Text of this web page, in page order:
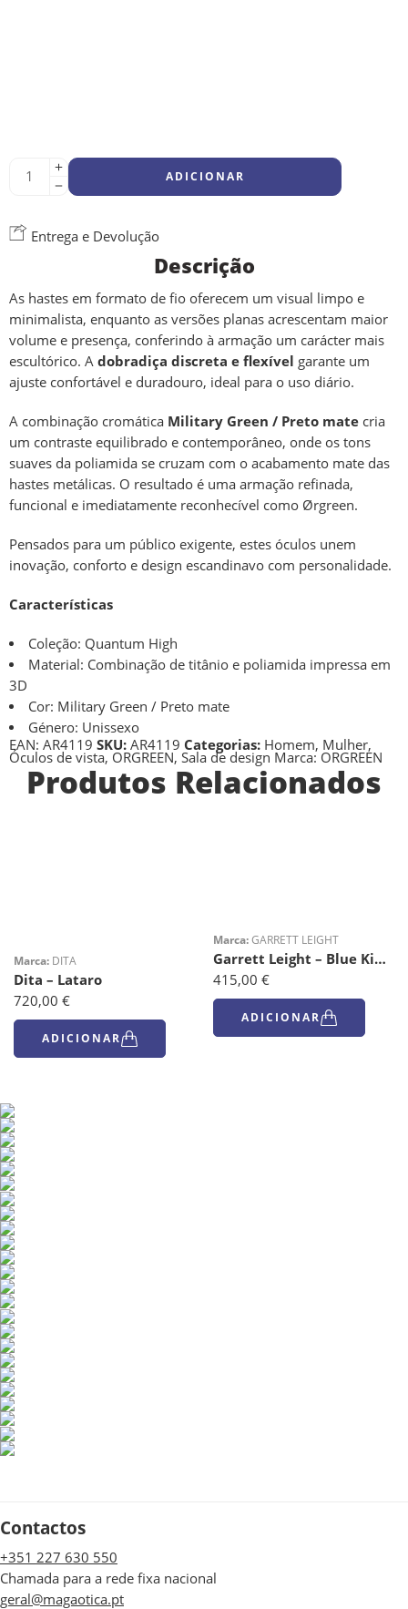
ADICIONAR
Entrega e Devolução
Descrição
As hastes em formato de fio oferecem um visual limpo e
minimalista, enquanto as versões planas acrescentam maior
volume e presença, conferindo à armação um carácter mais
escultórico. A dobradiça discreta e flexível garante um
ajuste confortável e duradouro, ideal para o uso diário.
A combinação cromática Military Green / Preto mate cria
um contraste equilibrado e contemporâneo, onde os tons
suaves da poliamida se cruzam com o acabamento mate das
hastes metálicas. O resultado é uma armação refinada,
funcional e imediatamente reconhecível como Ørgreen.
Pensados para um público exigente, estes óculos unem
inovação, conforto e design escandinavo com personalidade.
Características
Coleção: Quantum High
Material: Combinação de titânio e poliamida impressa em
3D
Cor: Military Green / Preto mate
Género: Unissexo
EAN: AR4119 SKU: AR4119 Categorias: Homem, Mulher,
Óculos de vista, ORGREEN, Sala de design Marca: ORGREEN
Produtos Relacionados
Marca: DITA
Dita – Lataro
720,00 €
ADICIONAR
Marca: GARRETT LEIGHT
Garrett Leight – Blue Kinney Mocha Latte
415,00 €
ADICIONAR
Contactos
+351 227 630 550
Chamada para a rede fixa nacional
geral@magaotica.pt